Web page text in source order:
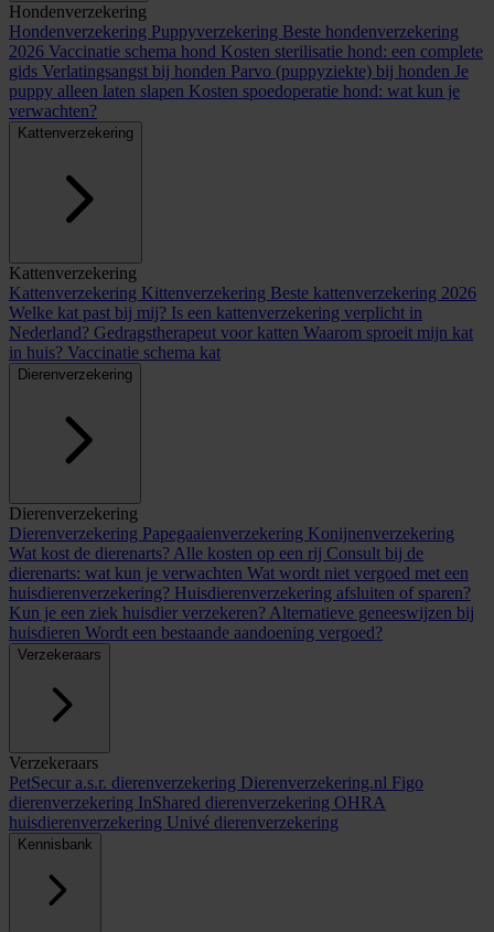
Hondenverzekering
Hondenverzekering Puppyverzekering Beste hondenverzekering
2026 Vaccinatie schema hond Kosten sterilisatie hond: een complete
gids Verlatingsangst bij honden Parvo (puppyziekte) bij honden Je
puppy alleen laten slapen Kosten spoedoperatie hond: wat kun je
verwachten?
Kattenverzekering
Kattenverzekering
Kattenverzekering Kittenverzekering Beste kattenverzekering 2026
Welke kat past bij mij? Is een kattenverzekering verplicht in
Nederland? Gedragstherapeut voor katten Waarom sproeit mijn kat
in huis? Vaccinatie schema kat
Dierenverzekering
Dierenverzekering
Dierenverzekering Papegaaienverzekering Konijnenverzekering
Wat kost de dierenarts? Alle kosten op een rij Consult bij de
dierenarts: wat kun je verwachten Wat wordt niet vergoed met een
huisdierenverzekering? Huisdierenverzekering afsluiten of sparen?
Kun je een ziek huisdier verzekeren? Alternatieve geneeswijzen bij
huisdieren Wordt een bestaande aandoening vergoed?
Verzekeraars
Verzekeraars
PetSecur a.s.r. dierenverzekering Dierenverzekering.nl Figo
dierenverzekering InShared dierenverzekering OHRA
huisdierenverzekering Univé dierenverzekering
Kennisbank